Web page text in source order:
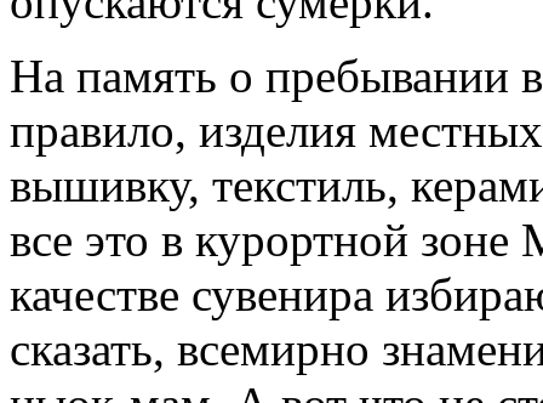
На память о пребывании
правило, изделия
вышивку, текстиль,
все это в курортной
качестве сувенира
сказать, всемирно